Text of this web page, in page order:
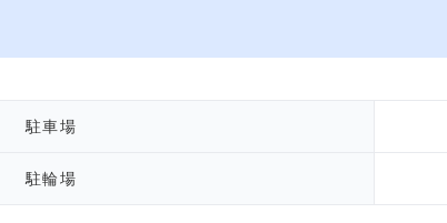
駐車場
駐輪場